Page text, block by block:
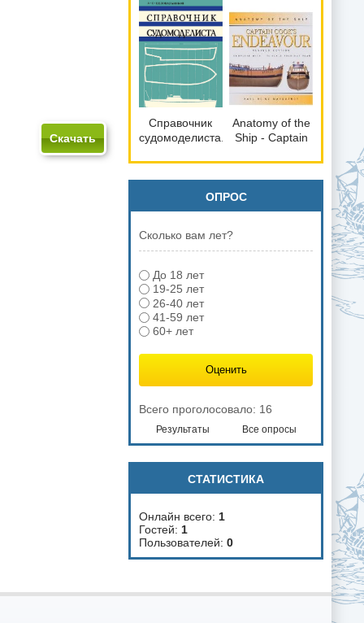
Скачать
Сан-
Франциско
(1588) для
сборки и
историческая
справка
для сборки и
историческая
справка
Справочник
судомоделиста.
Anatomy of the
Ship - Captain
ENDEAVOUR
1770
ОПРОС
Сколько вам лет?
До 18 лет
19-25 лет
26-40 лет
41-59 лет
60+ лет
Всего проголосовало: 16
Результаты Все опросы
СТАТИСТИКА
Онлайн всего: 1
Гостей: 1
Пользователей: 0